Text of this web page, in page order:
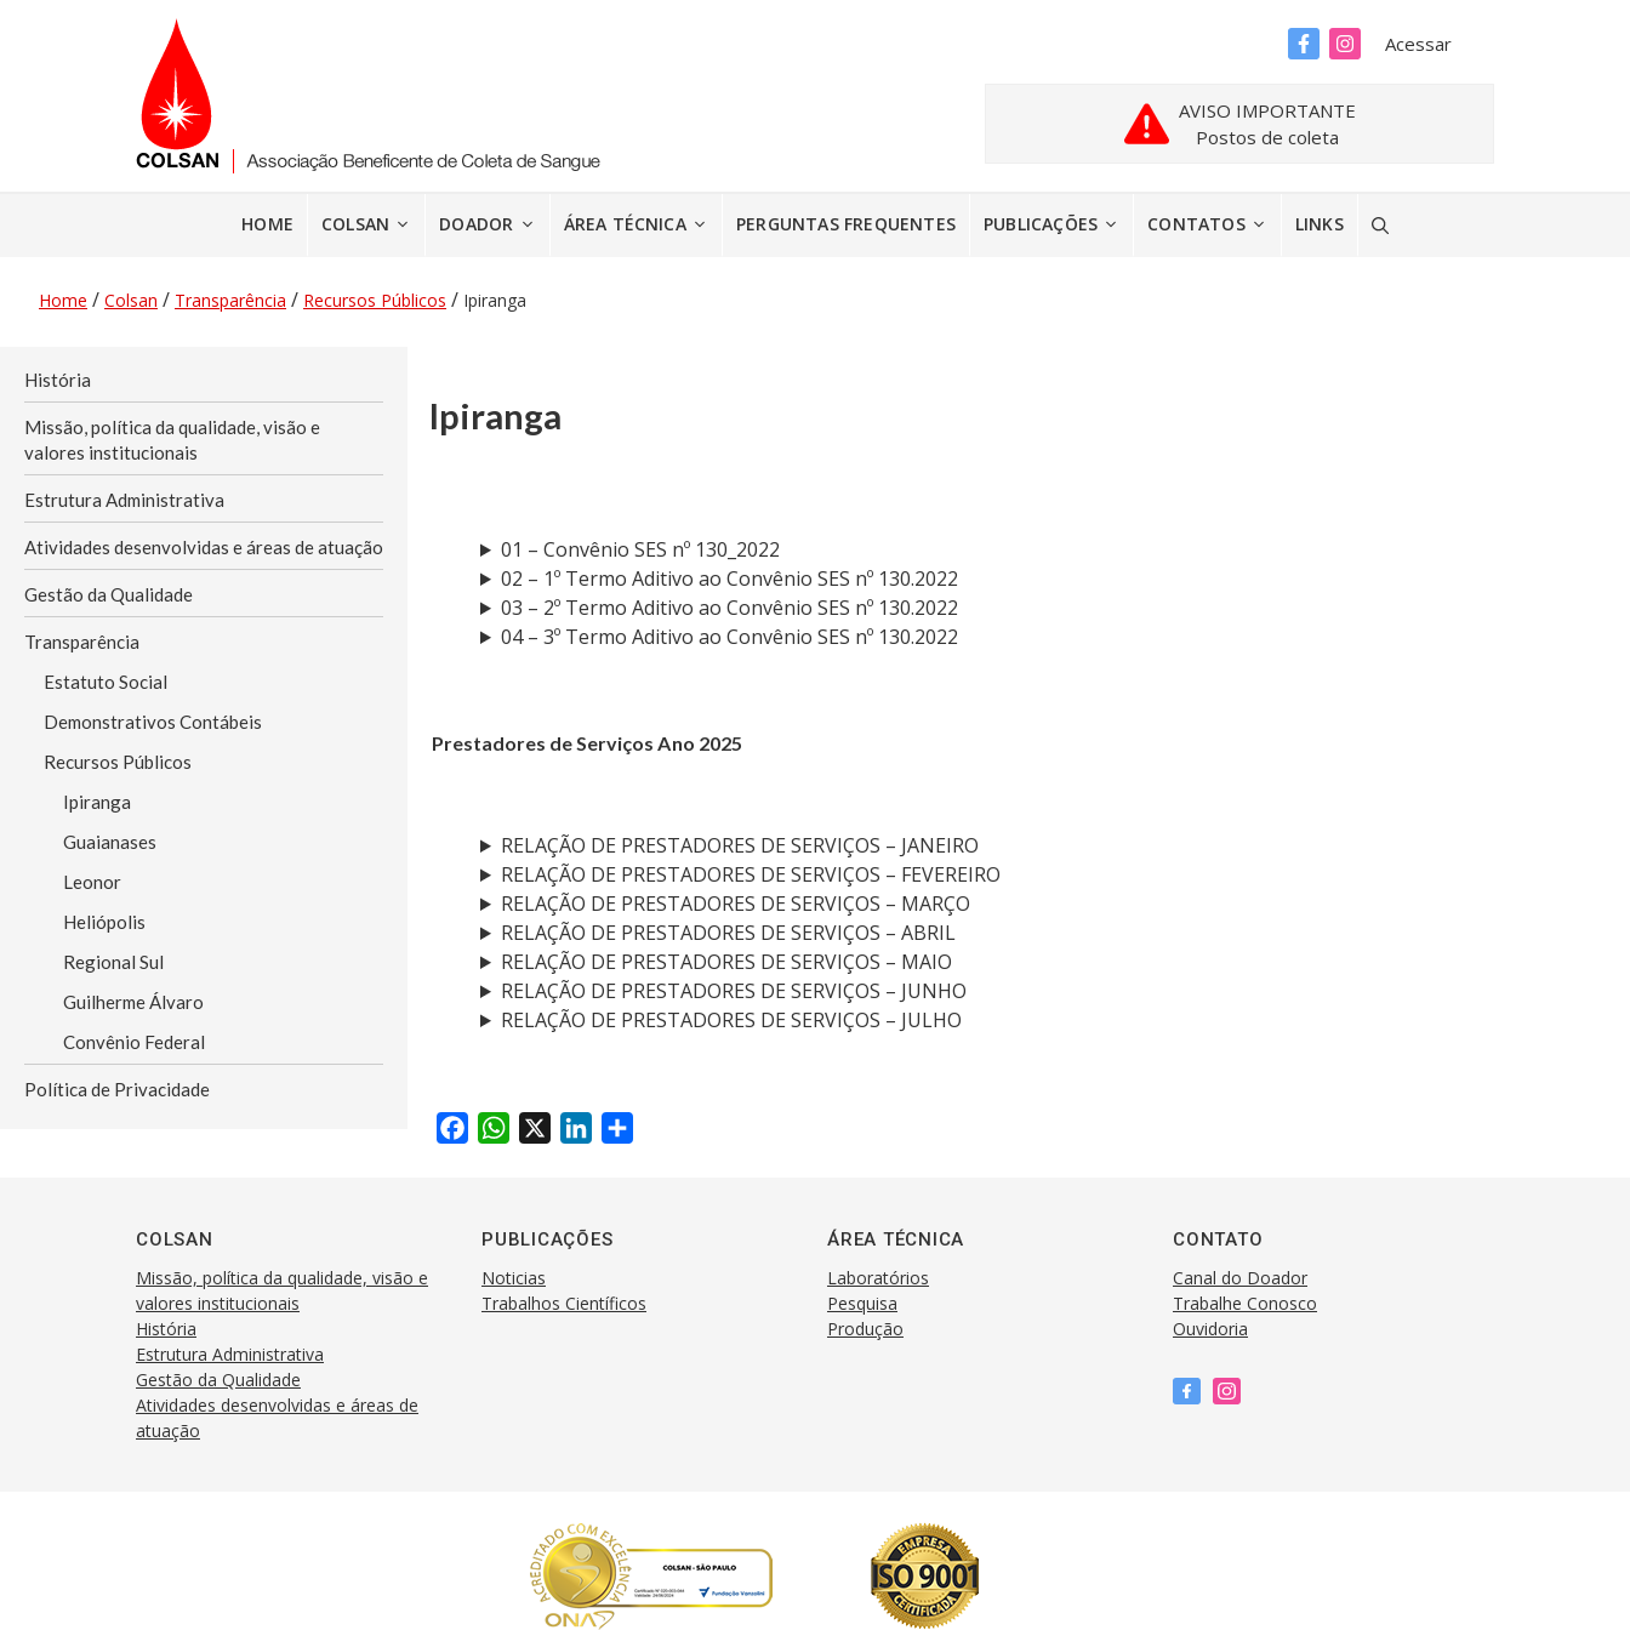
Acessar
AVISO IMPORTANTE
Postos de coleta
HOME COLSAN DOADOR ÁREA TÉCNICA PERGUNTAS FREQUENTES PUBLICAÇÕES CONTATOS LINKS
Home / Colsan / Transparência / Recursos Públicos / Ipiranga
Ipiranga
01 – Convênio SES nº 130_2022
02 – 1º Termo Aditivo ao Convênio SES nº 130.2022
03 – 2º Termo Aditivo ao Convênio SES nº 130.2022
04 – 3º Termo Aditivo ao Convênio SES nº 130.2022
Prestadores de Serviços Ano 2025
RELAÇÃO DE PRESTADORES DE SERVIÇOS – JANEIRO
RELAÇÃO DE PRESTADORES DE SERVIÇOS – FEVEREIRO
RELAÇÃO DE PRESTADORES DE SERVIÇOS – MARÇO
RELAÇÃO DE PRESTADORES DE SERVIÇOS – ABRIL
RELAÇÃO DE PRESTADORES DE SERVIÇOS – MAIO
RELAÇÃO DE PRESTADORES DE SERVIÇOS – JUNHO
RELAÇÃO DE PRESTADORES DE SERVIÇOS – JULHO
W
s
A
p
e
I
História
Missão, política da qualidade, visão e
valores institucionais
Estrutura Administrativa
Atividades desenvolvidas e áreas de atuação
Gestão da Qualidade
Transparência
Estatuto Social
Demonstrativos Contábeis
Recursos Públicos
Ipiranga
Guaianases
Leonor
Heliópolis
Regional Sul
Guilherme Álvaro
Convênio Federal
Política de Privacidade
COLSAN
Missão, política da qualidade, visão e
valores institucionais
História
Estrutura Administrativa
Gestão da Qualidade
Atividades desenvolvidas e áreas de
atuação
PUBLICAÇÕES
Noticias
Trabalhos Científicos
ÁREA TÉCNICA
Laboratórios
Pesquisa
Produção
CONTATO
Canal do Doador
Trabalhe Conosco
Ouvidoria